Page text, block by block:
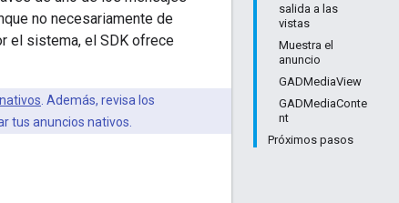
salida a las
vistas
Muestra el
anuncio
GADMediaView
GADMediaConte
nt
Próximos pasos
no necesariamente de
el sistema, el SDK ofrece
. Además, revisa los
tus anuncios nativos.